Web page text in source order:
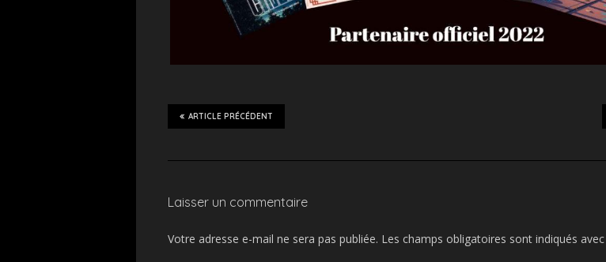
ARTICLE PRÉCÉDENT
Laisser un commentaire
Votre adresse e-mail ne sera pas publiée. Les champs obligatoires sont indiqués avec